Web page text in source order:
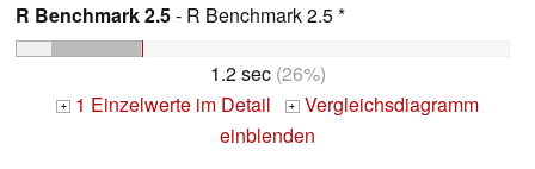
R Benchmark 2.5- R Benchmark 2.5 *
1.2 sec(26%)
+ 1 Einzelwerte im Detail + Vergleichsdiagramm
einblenden